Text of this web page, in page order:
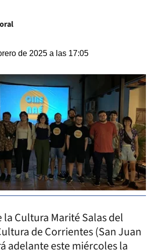
de 2025 a las 17:05
la Cultura Marité Salas del
de Corrientes (San Juan
adelante este miércoles la